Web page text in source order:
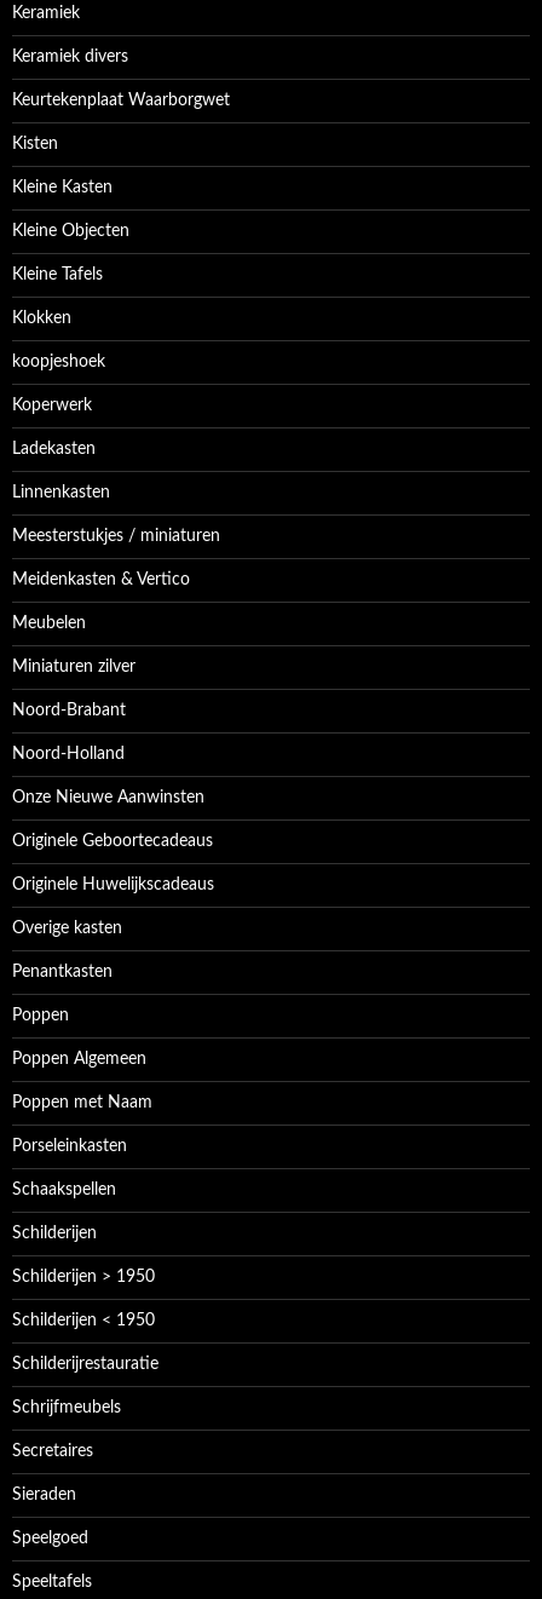
Keramiek
Keramiek divers
Keurtekenplaat Waarborgwet
Kisten
Kleine Kasten
Kleine Objecten
Kleine Tafels
Klokken
koopjeshoek
Koperwerk
Ladekasten
Linnenkasten
Meesterstukjes / miniaturen
Meidenkasten & Vertico
Meubelen
Miniaturen zilver
Noord-Brabant
Noord-Holland
Onze Nieuwe Aanwinsten
Originele Geboortecadeaus
Originele Huwelijkscadeaus
Overige kasten
Penantkasten
Poppen
Poppen Algemeen
Poppen met Naam
Porseleinkasten
Schaakspellen
Schilderijen
Schilderijen > 1950
Schilderijen < 1950
Schilderijrestauratie
Schrijfmeubels
Secretaires
Sieraden
Speelgoed
Speeltafels